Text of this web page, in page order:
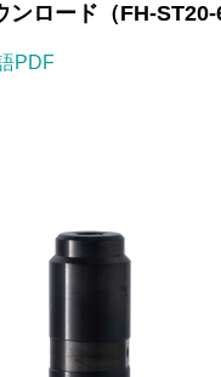
ンロード（FH-ST20-
PDF